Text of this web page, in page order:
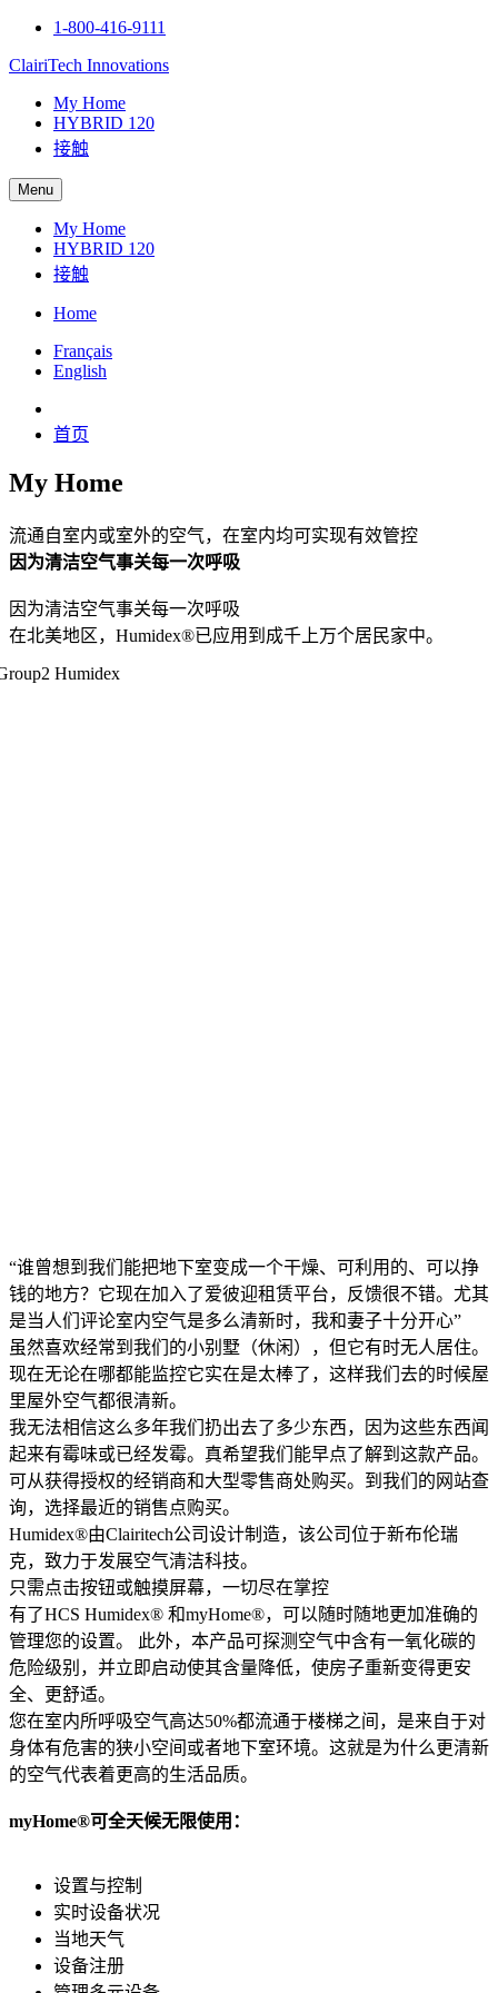
1-800-416-9111
ClairiTech Innovations
My Home
HYBRID 120
接触
Menu
My Home
HYBRID 120
接触
Home
Français
English
首页
My Home
流通自室内或室外的空气，在室内均可实现有效管控
因为清洁空气事关每一次呼吸
因为清洁空气事关每一次呼吸
在北美地区，Humidex®已应用到成千上万个居民家中。
“谁曾想到我们能把地下室变成一个干燥、可利用的、可以挣
钱的地方？它现在加入了爱彼迎租赁平台，反馈很不错。尤其
是当人们评论室内空气是多么清新时，我和妻子十分开心”
虽然喜欢经常到我们的小别墅（休闲），但它有时无人居住。
现在无论在哪都能监控它实在是太棒了，这样我们去的时候屋
里屋外空气都很清新。
我无法相信这么多年我们扔出去了多少东西，因为这些东西闻
起来有霉味或已经发霉。真希望我们能早点了解到这款产品。
可从获得授权的经销商和大型零售商处购买。到我们的网站查
询，选择最近的销售点购买。
Humidex®由Clairitech公司设计制造，该公司位于新布伦瑞
克，致力于发展空气清洁科技。
只需点击按钮或触摸屏幕，一切尽在掌控
有了HCS Humidex® 和myHome®，可以随时随地更加准确的
管理您的设置。 此外，本产品可探测空气中含有一氧化碳的
危险级别，并立即启动使其含量降低，使房子重新变得更安
全、更舒适。
您在室内所呼吸空气高达50%都流通于楼梯之间，是来自于对
身体有危害的狭小空间或者地下室环境。这就是为什么更清新
的空气代表着更高的生活品质。
myHome®可全天候无限使用：
设置与控制
实时设备状况
当地天气
设备注册